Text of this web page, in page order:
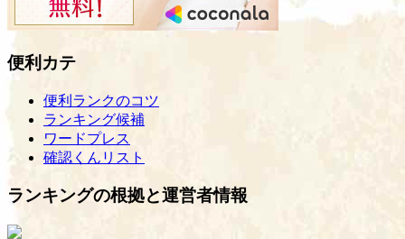
便利カテ
便利ランクのコツ
ランキング候補
ワードプレス
確認くんリスト
ランキングの根拠と運営者情報